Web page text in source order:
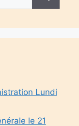
Lundi
le 21